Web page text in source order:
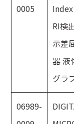
0005
RI検
示差
器 液
グラ
06989-